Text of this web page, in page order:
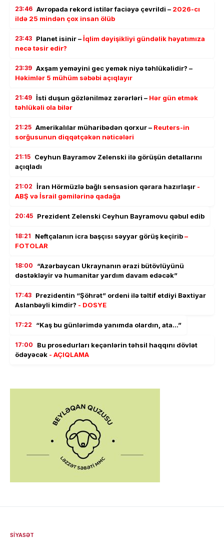
23:46 Avropada rekord istilər faciəyə çevrildi – 2026-cı
ildə 25 mindən çox insan ölüb
23:43 Planet isinir –İqlim dəyişikliyi gündəlik həyatımıza
necə təsir edir?
23:39 Axşam yeməyini gec yemək niyə təhlükəlidir? –
Həkimlər 5 mühüm səbəbi açıqlayır
21:49 İsti duşun gözlənilməz zərərləri – Hər gün etmək
təhlükəli ola bilər
21:25 Amerikalılar müharibədən qorxur – Reuters-in
sorğusunun diqqətçəkən nəticələri
21:15 Ceyhun Bayramov Zelenski ilə görüşün detallarını
açıqladı
21:02 İran Hörmüzlə bağlı sensasion qərara hazırlaşır -
ABŞ və İsrail gəmilərinə qadağa
20:45 Prezident Zelenski Ceyhun Bayramovu qəbul edib
18:21 Neftçalanın icra başçısı səyyar görüş keçirib–
FOTOLAR
18:00
“Azərbaycan Ukraynanın ərazi bütövlüyünü
dəstəkləyir və humanitar yardım davam edəcək”
17:43 Prezidentin “Şöhrət” ordeni ilə təltif etdiyi Bəxtiyar
Aslanbəyli kimdir? - DOSYE
17:22 “Kaş bu günlərimdə yanımda olardın, ata…”
17:00
Bu prosedurları keçənlərin təhsil haqqını dövlət
ödəyəcək - AÇIQLAMA
SIYASƏT